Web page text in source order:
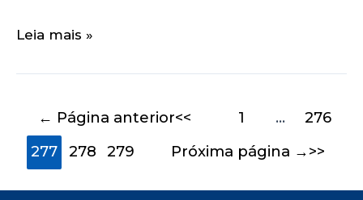
Leia mais »
← Página anterior 1 …
276
277
278 279 Próxima página →